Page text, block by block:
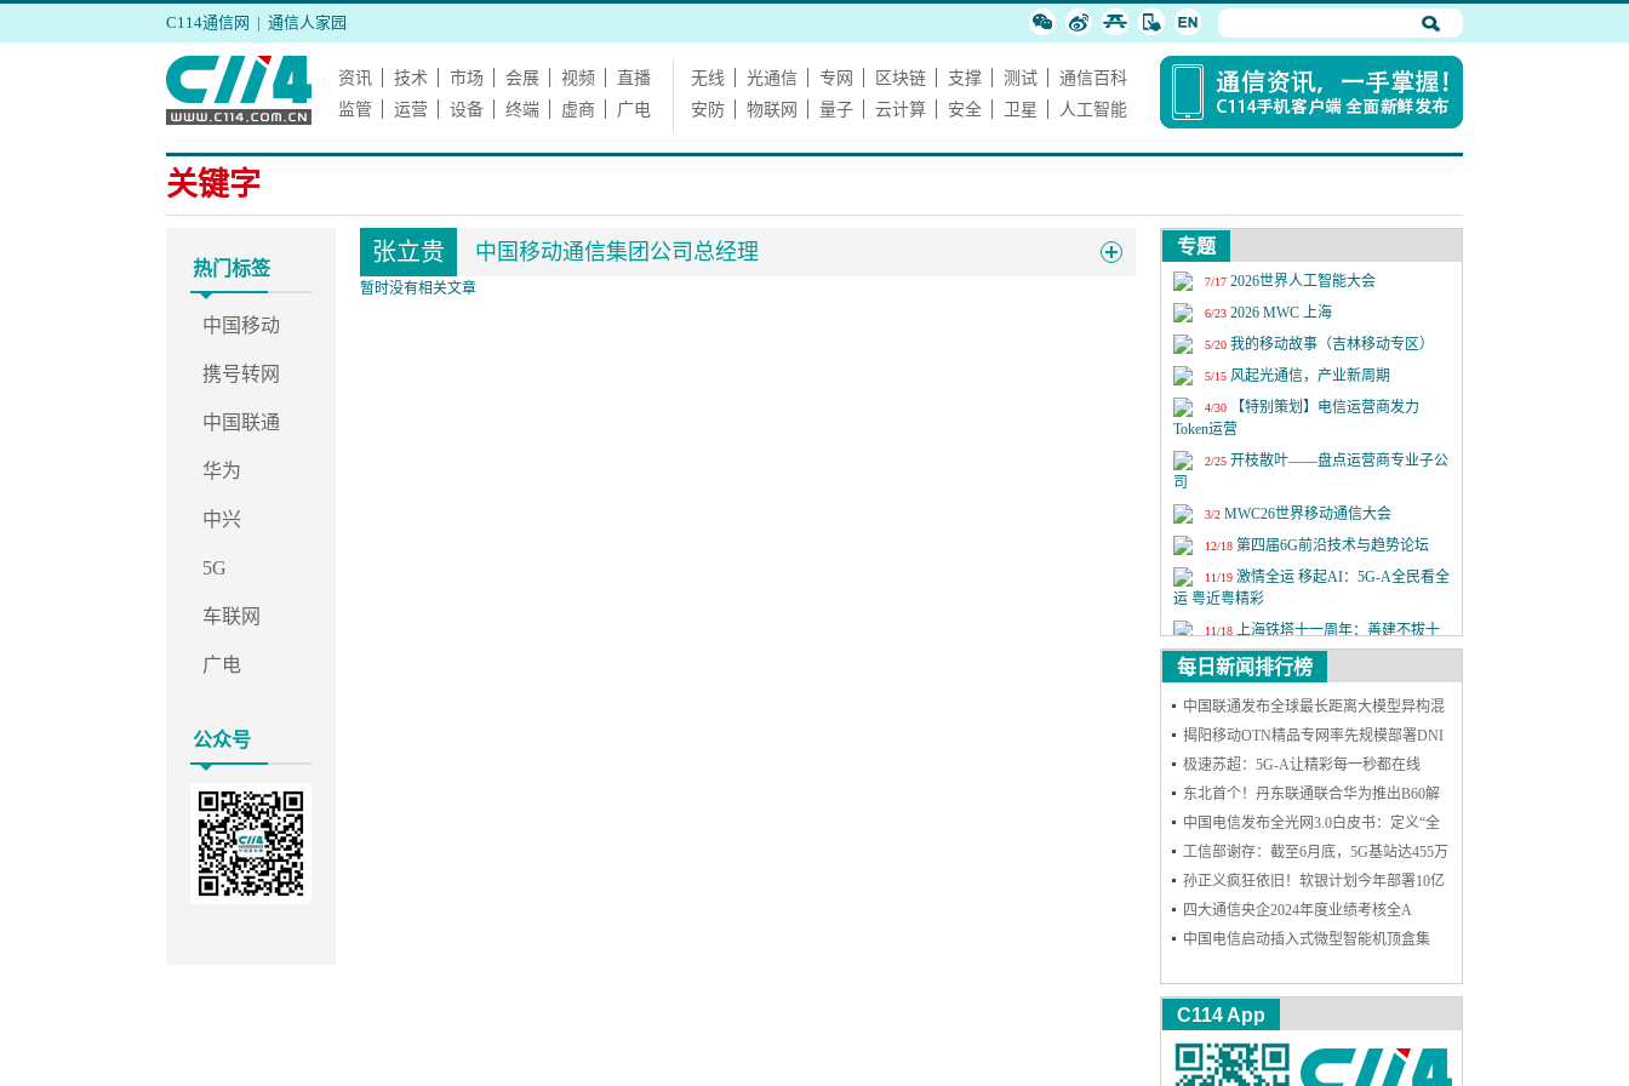
C114通信网 | 通信人家园
资讯 技术 市场 会展 视频
直播
监管
运营 设备 终端 虚商 广电
无线 光通信 专网 区块链 支撑 测试
通信百科
安防
物联网 量子 云计算 安全 卫星 人工智能
关键字
热门标签
中国移动
携号转网
中国联通
华为
中兴
5G
车联网
广电
公众号
张立贵 中国移动通信集团公司总经理
暂时没有相关文章
专题
7/17 2026世界人工智能大会
6/23 2026 MWC 上海
5/20 我的移动故事（吉林移动专区）
5/15 风起光通信，产业新周期
4/30
【特别策划】电信运营商发力
Token运营
2/25 开枝散叶——盘点运营商专业子公
司
3/2 MWC26世界移动通信大会
12/18 第四届6G前沿技术与趋势论坛
11/19 激情全运 移起AI：5G-A全民看全
运 粤近粤精彩
11/18 上海铁塔十一周年：善建不拔十
一载，锐意进取向未来
9/24 2025年中国国际信息通信展览会
9/9 第二十六届中国国际光电博览会
每日新闻排行榜
中国联通发布全球最长距离大模型异构混
训成果
揭阳移动OTN精品专网率先规模部署DNI
保护，实现高可靠能力再升级
极速苏超：5G-A让精彩每一秒都在线
东北首个！丹东联通联合华为推出B60解
决方案，一站式护航企业网络和安防
中国电信发布全光网3.0白皮书：定义“全
光智联”，2030年能力基本达成
工信部谢存：截至6月底，5G基站达455万
个 5G用户达11.18亿户
孙正义疯狂依旧！软银计划今年部署10亿
个AI智能体
四大通信央企2024年度业绩考核全A
中国电信启动插入式微型智能机顶盒集
C114 App